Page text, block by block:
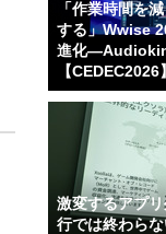
「作業時間を
する」Wwise
進化
【CEDEC2026】
激変するアプ
行では終わら